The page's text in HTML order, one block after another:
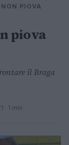
⌕
PIOVA
piova
il Braga
· 1 min